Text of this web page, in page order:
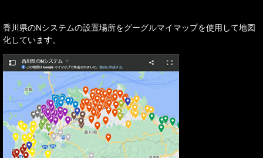
香川県のNシステムの設置場所をグーグルマイマップを使用して地図
化しています。